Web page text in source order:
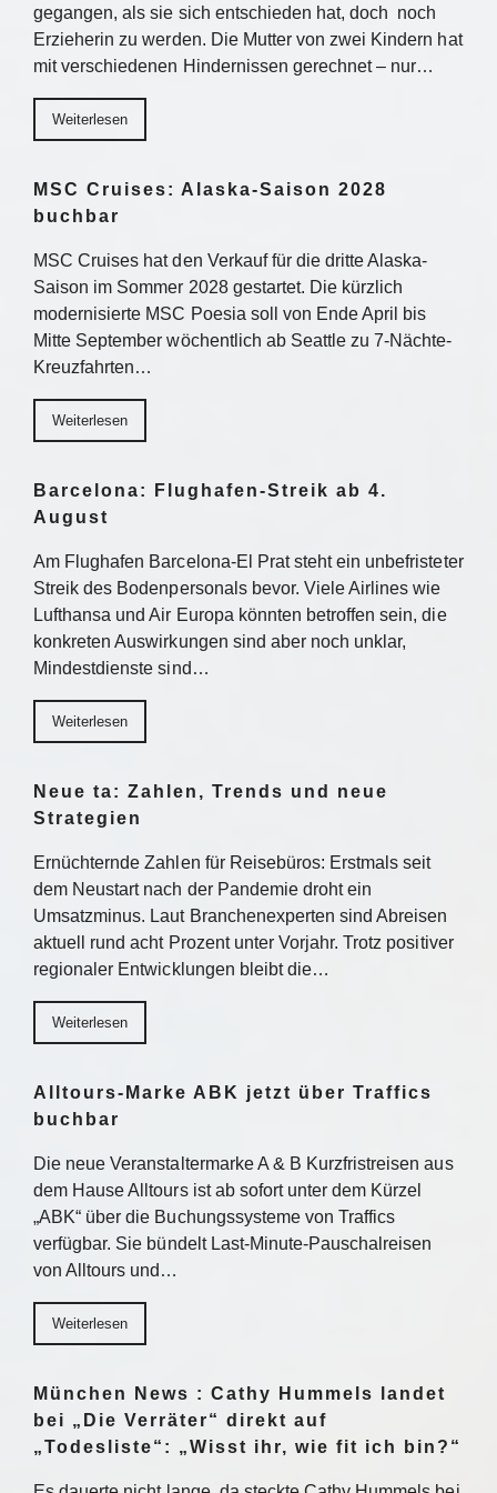
gegangen, als sie sich entschieden hat, doch noch
Erzieherin zu werden. Die Mutter von zwei Kindern hat
mit verschiedenen Hindernissen gerechnet – nur…
Weiterlesen
MSC Cruises: Alaska-Saison 2028
buchbar
MSC Cruises hat den Verkauf für die dritte Alaska-
Saison im Sommer 2028 gestartet. Die kürzlich
modernisierte MSC Poesia soll von Ende April bis
Mitte September wöchentlich ab Seattle zu 7-Nächte-
Kreuzfahrten…
Weiterlesen
Barcelona: Flughafen-Streik ab 4.
August
Am Flughafen Barcelona-El Prat steht ein unbefristeter
Streik des Bodenpersonals bevor. Viele Airlines wie
Lufthansa und Air Europa könnten betroffen sein, die
konkreten Auswirkungen sind aber noch unklar,
Mindestdienste sind…
Weiterlesen
Neue ta: Zahlen, Trends und neue
Strategien
Ernüchternde Zahlen für Reisebüros: Erstmals seit
dem Neustart nach der Pandemie droht ein
Umsatzminus. Laut Branchenexperten sind Abreisen
aktuell rund acht Prozent unter Vorjahr. Trotz positiver
regionaler Entwicklungen bleibt die…
Weiterlesen
Alltours-Marke ABK jetzt über Traffics
buchbar
Die neue Veranstaltermarke A & B Kurzfristreisen aus
dem Hause Alltours ist ab sofort unter dem Kürzel
„ABK“ über die Buchungssysteme von Traffics
verfügbar. Sie bündelt Last-Minute-Pauschalreisen
von Alltours und…
Weiterlesen
München News : Cathy Hummels landet
bei „Die Verräter“ direkt auf
„Todesliste“: „Wisst ihr, wie fit ich bin?“